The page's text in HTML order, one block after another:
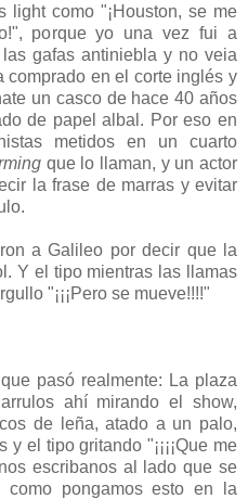
light como "¡Houston, se me
porque yo una vez fui a
gafas antiniebla y no veia
comprado en el corte inglés y
un casco de hace 40 años
de papel albal. Por eso en
metidos en un cuarto
que lo llaman, y un actor
la frase de marras y evitar
a Galileo por decir que la
Y el tipo mientras las llamas
"¡¡¡Pero se mueve!!!!"
pasó realmente: La plaza
ahí mirando el show,
de leña, atado a un palo,
el tipo gritando "¡¡¡¡Que me
escribanos al lado que se
pongamos esto en la